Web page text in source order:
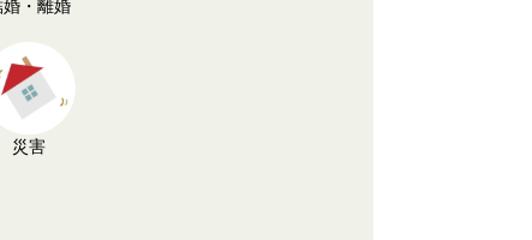
婚・離婚
災害